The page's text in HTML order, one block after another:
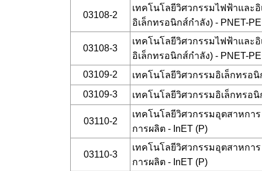
03108-2
เทคโนโลยีวิศวกรรมไฟฟ้าและ
อิเล็กทรอนิกส์กำลัง) - PNET-PE
03108-3
เทคโนโลยีวิศวกรรมไฟฟ้าและ
อิเล็กทรอนิกส์กำลัง) - PNET-PE
03109-2
เทคโนโลยีวิศวกรรมอิเล็กทรอ
03109-3
เทคโนโลยีวิศวกรรมอิเล็กทรอ
03110-2
เทคโนโลยีวิศวกรรมอุตสาหก
การผลิต - InET (P)
03110-3
เทคโนโลยีวิศวกรรมอุตสาหก
การผลิต - InET (P)